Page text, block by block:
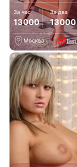
За час
13000
За два
13000
Москва